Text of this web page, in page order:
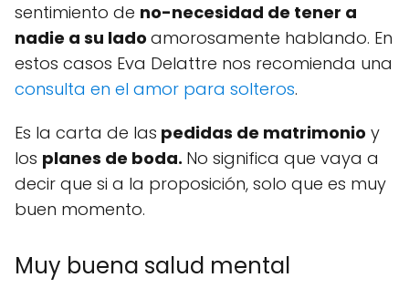
sentimiento de no-necesidad de tener a
nadie a su lado amorosamente hablando. En
estos casos Eva Delattre nos recomienda una
consulta en el amor para solteros.
Es la carta de las pedidas de matrimonio y
los planes de boda. No significa que vaya a
decir que si a la proposición, solo que es muy
buen momento.
Muy buena salud mental